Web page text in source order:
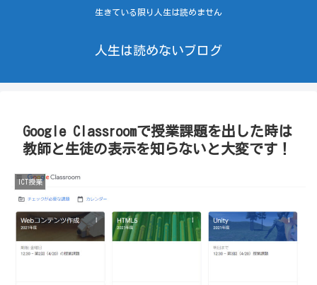
生きている限り人生は読めません
人生は読めないブログ
Google Classroomで授業課題を出した時は
教師と生徒の表示を知らないと大変です！
ICT授業